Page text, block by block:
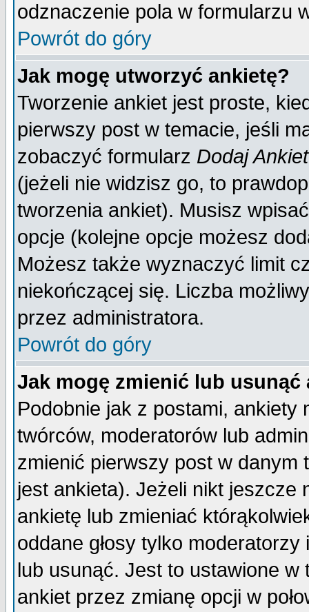
odznaczenie pola w formularzu
Powrót do góry
Jak mogę utworzyć ankietę?
Tworzenie ankiet jest proste,
pierwszy post w temacie, jeśli
zobaczyć formularz Dodaj
(jeżeli nie widzisz go, to
tworzenia ankiet). Musisz
opcje (kolejne opcje możesz
Możesz także wyznaczyć limit
niekończącej się. Liczba
przez administratora.
Powrót do góry
Jak mogę zmienić lub usunąć
Podobnie jak z postami,
twórców, moderatorów lub
zmienić pierwszy post w
jest ankieta). Jeżeli nikt jeszcze
ankietę lub zmieniać
oddane głosy tylko
lub usunąć. Jest to ustawione w
ankiet przez zmianę opcji w